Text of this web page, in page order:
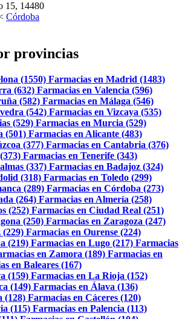
15, 14480
Córdoba
provincias
(1550) Farmacias en Madrid (1483)
(632) Farmacias en Valencia (596)
(582) Farmacias en Málaga (546)
(542) Farmacias en Vizcaya (535)
(529) Farmacias en Murcia (529)
(501) Farmacias en Alicante (483)
(377) Farmacias en Cantabria (376)
Farmacias en Tenerife (343)
(337) Farmacias en Badajoz (324)
(318) Farmacias en Toledo (299)
(289) Farmacias en Córdoba (273)
(264) Farmacias en Almería (258)
(252) Farmacias en Ciudad Real (251)
(250) Farmacias en Zaragoza (247)
(229) Farmacias en Ourense (224)
(219) Farmacias en Lugo (217) Farmacias
en Zamora (189) Farmacias en
en Baleares (167)
(159) Farmacias en La Rioja (152)
(149) Farmacias en Álava (136)
(128) Farmacias en Cáceres (120)
(115) Farmacias en Palencia (113)